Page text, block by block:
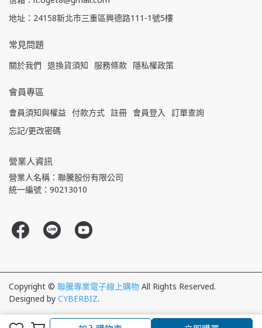
地址：24158新北市三重區興德路111-1號5樓
常見問題
關於我們 退換貨須知 服務條款 隱私權政策
會員專區
會員須知與權益 付款方式 註冊 會員登入
訂單查詢
忘記/更改密碼
營業人資訊
營業人名稱：聯騰股份有限公司
統一編號：90213010
Copyright © 聯騰專業電子線上購物 All Rights Reserved.
Designed by CYBERBIZ.